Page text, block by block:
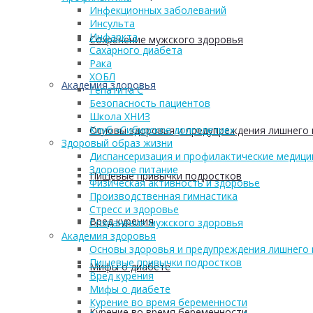
Сохранение мужского здоровья
Академия здоровья
Основы здоровья и предупреждения лишнего
Пищевые привычки подростков
Вред курения
Мифы о диабете
Инфекционных заболеваний
Инсульта
Инфаркта
Сахарного диабета
Рака
ХОБЛ
Гепатита С
Безопасность пациентов
Школа ХНИЗ
Клуб «Сибирское долголетие»
Здоровый образ жизни
Диспансеризация и профилактические
Здоровое питание
Физическая активность и здоровье
Производственная гимнастика
Стресс и здоровье
Сохранение мужского здоровья
Академия здоровья
Основы здоровья и предупреждения лишнего
Пищевые привычки подростков
Вред курения
Мифы о диабете
Курение во время беременности